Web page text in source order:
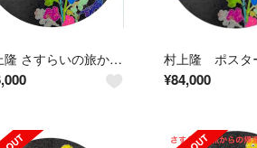
村上隆 さすらいの旅からの帰還
¥84,000